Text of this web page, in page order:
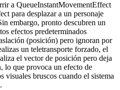
a QueueInstantMovementEffect
para desplazar a un personaje
embargo, pronto descubren un
efectos predeterminados
(posición) pero ignoran por
un teletransporte forzado, el
el vector de posición pero deja
lo que provoca un efecto de
visuales bruscos cuando el sistema